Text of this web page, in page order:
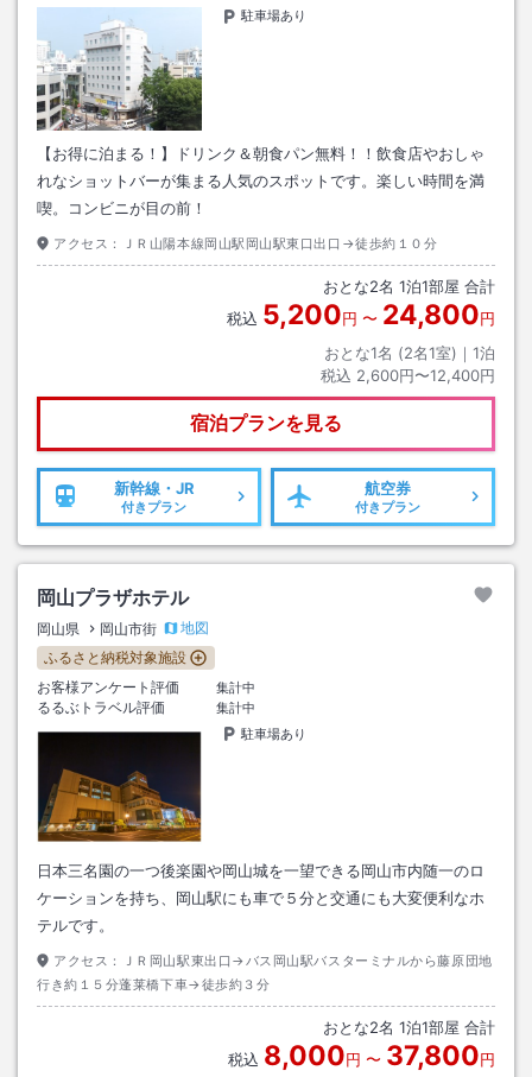
駐車場あり
【お得に泊まる！】ドリンク＆朝食パン無料！！飲食店やおしゃ
れなショットバーが集まる人気のスポットです。楽しい時間を満
喫。コンビニが目の前！
アクセス： ＪＲ山陽本線岡山駅岡山駅東口出口→徒歩約１０分
おとな2名 1泊1部屋 合計
税込 5,200円 〜 24,800円
おとな1名 (2名1室)｜ 1泊
税込 2,600円〜12,400円
宿泊プランを見る
新幹線・JR
付きプラン
航空券
付きプラン
岡山プラザホテル
岡山県 岡山市街
地図
ふるさと納税対象施設
お客様アンケート評価
集計中
るるぶトラベル評価
集計中
駐車場あり
日本三名園の一つ後楽園や岡山城を一望できる岡山市内随一のロ
ケーションを持ち、岡山駅にも車で５分と交通にも大変便利なホ
テルです。
アクセス：
ＪＲ岡山駅東出口→バス岡山駅バスターミナルから藤原団地
行き約１５分蓬莱橋下車→徒歩約３分
おとな2名 1泊1部屋 合計
税込 8,000円 〜 37,800円